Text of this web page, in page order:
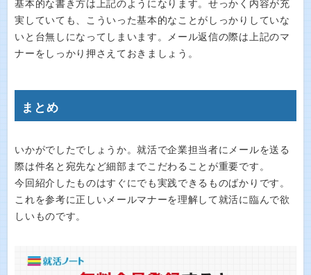
基本的な書き方は上記のようになります。せっかく内容が充
実していても、こういった基本的なことがしっかりしていな
いと台無しになってしまいます。メール返信の際は上記のマ
ナーをしっかり押さえておきましょう。
まとめ
いかがでしたでしょうか。就活で企業担当者にメールを送る
際は件名と宛先など細部までこだわることが重要です。
今回紹介したものはすぐにでも実践できるものばかりです。
これを参考に正しいメールマナーを理解して就活に臨んで欲
しいものです。